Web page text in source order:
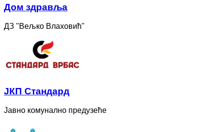
Дом здравља
ДЗ "Вељко Влаховић"
ЈКП Стандард
Јавно комунално предузеће